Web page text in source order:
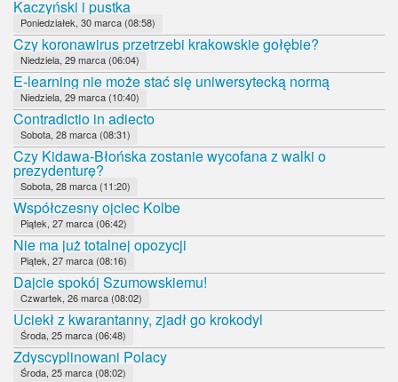
Kaczyński i pustka
Poniedziałek, 30 marca (08:58)
Czy koronawirus przetrzebi krakowskie gołębie?
Niedziela, 29 marca (06:04)
E-learning nie może stać się uniwersytecką normą
Niedziela, 29 marca (10:40)
Contradictio in adiecto
Sobota, 28 marca (08:31)
Czy Kidawa-Błońska zostanie wycofana z walki o
prezydenturę?
Sobota, 28 marca (11:20)
Współczesny ojciec Kolbe
Piątek, 27 marca (06:42)
Nie ma już totalnej opozycji
Piątek, 27 marca (08:16)
Dajcie spokój Szumowskiemu!
Czwartek, 26 marca (08:02)
Uciekł z kwarantanny, zjadł go krokodyl
Środa, 25 marca (06:48)
Zdyscyplinowani Polacy
Środa, 25 marca (08:02)